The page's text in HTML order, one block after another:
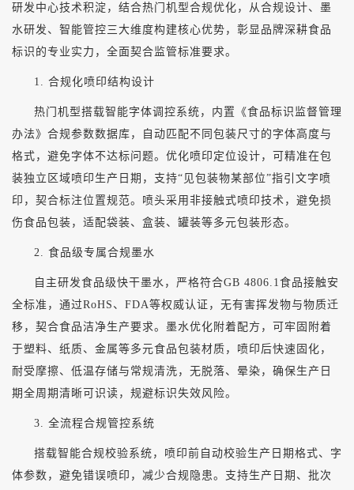
研发中心技术积淀，结合热门机型合规优化，从合规设计、墨
水研发、智能管控三大维度构建核心优势，彰显品牌深耕食品
标识的专业实力，全面契合监管标准要求。
1. 合规化喷印结构设计
热门机型搭载智能字体调控系统，内置《食品标识监督管理
办法》合规参数数据库，自动匹配不同包装尺寸的字体高度与
格式，避免字体不达标问题。优化喷印定位设计，可精准在包
装独立区域喷印生产日期，支持“见包装物某部位”指引文字喷
印，契合标注位置规范。喷头采用非接触式喷印技术，避免损
伤食品包装，适配袋装、盒装、罐装等多元包装形态。
2. 食品级专属合规墨水
自主研发食品级快干墨水，严格符合GB 4806.1食品接触安
全标准，通过RoHS、FDA等权威认证，无有害挥发物与物质迁
移，契合食品洁净生产要求。墨水优化附着配方，可牢固附着
于塑料、纸质、金属等多元食品包装材质，喷印后快速固化，
耐受摩擦、低温存储与常规清洗，无脱落、晕染，确保生产日
期全周期清晰可识读，规避标识失效风险。
3. 全流程合规管控系统
搭载智能合规校验系统，喷印前自动校验生产日期格式、字
体参数，避免错误喷印，减少合规隐患。支持生产日期、批次